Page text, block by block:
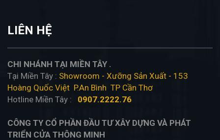
LIÊN HỆ
CHI NHÁNH TẠI MIỀN TÂY .
Tại Miền Tây : Showroom - Xưỡng Sản Xuất - 153
Hoàng Quốc Việt P.An Bình TP Cần Thơ
Hotline Miền Tây :
0907.2222.76
CÔNG TY CỔ PHẦN ĐẦU TƯ XÂY DỰNG VÀ PHÁT
TRIỂN CỬA THÔNG MINH